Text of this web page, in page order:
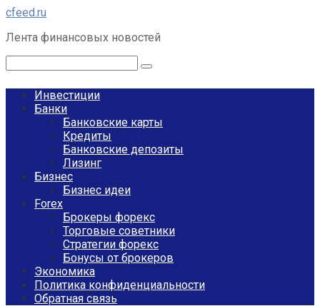
Перейти
контенту
cfeed.ru
Лента финансовых новостей
Инвестиции
Банки
Банковские карты
Кредиты
Банковские депозиты
Лизинг
Бизнес
Бизнес идеи
Forex
Брокеры форекс
Торговые советники
Стратегии форекс
Бонусы от брокеров
Экономика
Политика конфиденциальности
Обратная связь